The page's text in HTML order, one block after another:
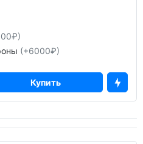
(+6000₽)
Купить